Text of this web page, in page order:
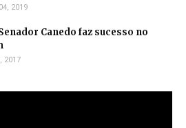
2019
Canedo faz sucesso no
2017